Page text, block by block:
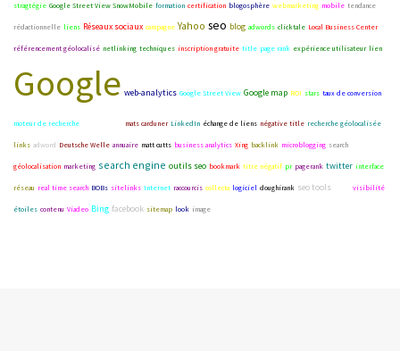
stragtégie Google Street View SnowMobile formation certification blogosphère webmarketing mobile tendance
rédactionnelle liens Réseaux sociaux campagne Yahoo seo blog adwords clicktale Local Business Center
référencement géolocalisé netlinking techniques inscription gratuite title page rank expérience utilisateur lien
Google web-analytics Google Street View Google map ROI stars taux de conversion
moteur de recherche mats carduner LinkedIn échange de liens négative title recherche géolocalisée
links adword Deutsche Welle annuaire matt cutts business analytics Xing backlink microblogging search
géolocalisation marketing search engine outils seo bookmark titre négatif pr pagerank twitter interface
réseau real time search BOBs sitelinks Internet raccourcis collecta logiciel doughirank seo tools visibilité
étoiles contenu Viadeo Bing facebook sitemap look image